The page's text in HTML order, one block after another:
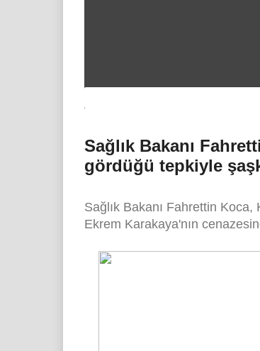
Sağlık Bakanı
gördüğü tepkiyle
Sağlık Bakanı Fahrettin
Ekrem Karakaya'nın